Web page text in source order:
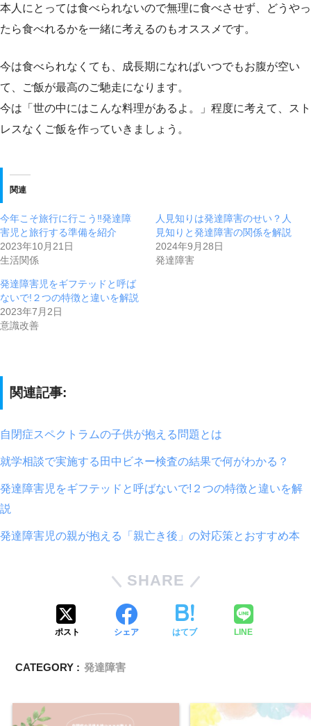
本人にとっては食べられないので無理に食べさせず、どうやっ
たら食べれるかを一緒に考えるのもオススメです。
今は食べられなくても、成長期になればいつでもお腹が空い
て、ご飯が最高のご馳走になります。
今は「世の中にはこんな料理があるよ。」程度に考えて、スト
レスなくご飯を作っていきましょう。
関連
今年こそ旅行に行こう‼︎発達障
害児と旅行する準備を紹介
2023年10月21日
生活関係
人見知りは発達障害のせい？人
見知りと発達障害の関係を解説
2024年9月28日
発達障害
発達障害児をギフテッドと呼ば
ないで!２つの特徴と違いを解説
2023年7月2日
意識改善
関連記事:
自閉症スペクトラムの子供が抱える問題とは
就学相談で実施する田中ビネー検査の結果で何がわかる？
発達障害児をギフテッドと呼ばないで!２つの特徴と違いを解
説
発達障害児の親が抱える「親亡き後」の対応策とおすすめ本
SHARE
ポスト シェア はてブ LINE
CATEGORY : 発達障害